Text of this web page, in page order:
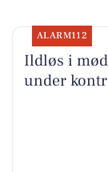
ALARM112
Ildløs i
under